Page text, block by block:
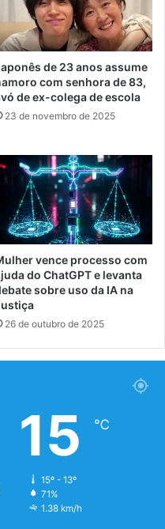
de 23 anos assume
com senhora de 83,
de ex-colega de escola
23 de novembro de 2025
vence processo com
do ChatGPT e levanta
sobre uso da IA na
26 de outubro de 2025
15 ℃
15º - 13º
71%
1.38 km/h